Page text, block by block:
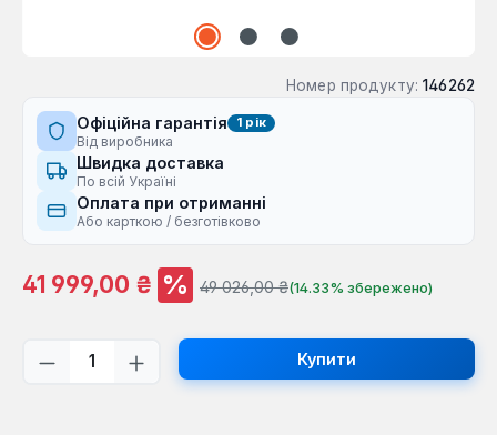
Номер продукту: 146262
Офіційна гарантія 1 рік
Від виробника
Швидка доставка
По всій Україні
Оплата при отриманні
Або карткою / безготівково
Ціна продажу:
41 999,00 ₴ % Звичайна ціна:
49 026,00 ₴(14.33% збережено)
Кількість товару: Введіть потрібну
Купити